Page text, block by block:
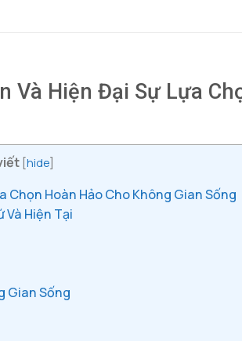
Và Hiện Đại Sự Lựa
[hide]
Chọn Hoàn Hảo Cho Không Gian Sống
Và Hiện Tại
Gian Sống